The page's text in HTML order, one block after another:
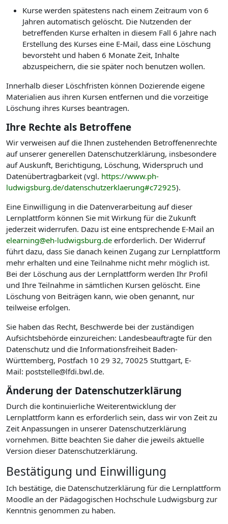
Kurse werden spätestens nach einem Zeitraum von 6
Jahren automatisch gelöscht. Die Nutzenden der
betreffenden Kurse erhalten in diesem Fall 6 Jahre nach
Erstellung des Kurses eine E-Mail, dass eine Löschung
bevorsteht und haben 6 Monate Zeit, Inhalte
abzuspeichern, die sie später noch benutzen wollen.
Innerhalb dieser Löschfristen können Dozierende eigene
Materialien aus ihren Kursen entfernen und die vorzeitige
Löschung ihres Kurses beantragen.
Ihre Rechte als Betroffene
Wir verweisen auf die Ihnen zustehenden Betroffenenrechte
auf unserer generellen Datenschutzerklärung, insbesondere
auf Auskunft, Berichtigung, Löschung, Widerspruch und
Datenübertragbarkeit (vgl. https://www.ph-
ludwigsburg.de/datenschutzerklaerung#c72925).
Eine Einwilligung in die Datenverarbeitung auf dieser
Lernplattform können Sie mit Wirkung für die Zukunft
jederzeit widerrufen. Dazu ist eine entsprechende E-Mail an
elearning@eh-ludwigsburg.de erforderlich. Der Widerruf
führt dazu, dass Sie danach keinen Zugang zur Lernplattform
mehr erhalten und eine Teilnahme nicht mehr möglich ist.
Bei der Löschung aus der Lernplattform werden Ihr Profil
und Ihre Teilnahme in sämtlichen Kursen gelöscht. Eine
Löschung von Beiträgen kann, wie oben genannt, nur
teilweise erfolgen.
Sie haben das Recht, Beschwerde bei der zuständigen
Aufsichtsbehörde einzureichen: Landesbeauftragte für den
Datenschutz und die Informationsfreiheit Baden-
Württemberg, Postfach 10 29 32, 70025 Stuttgart, E-
Mail: poststelle@lfdi.bwl.de.
Änderung der Datenschutzerklärung
Durch die kontinuierliche Weiterentwicklung der
Lernplattform kann es erforderlich sein, dass wir von Zeit zu
Zeit Anpassungen in unserer Datenschutzerklärung
vornehmen. Bitte beachten Sie daher die jeweils aktuelle
Version dieser Datenschutzerklärung.
Bestätigung und Einwilligung
Ich bestätige, die Datenschutzerklärung für die Lernplattform
Moodle an der Pädagogischen Hochschule Ludwigsburg zur
Kenntnis genommen zu haben.